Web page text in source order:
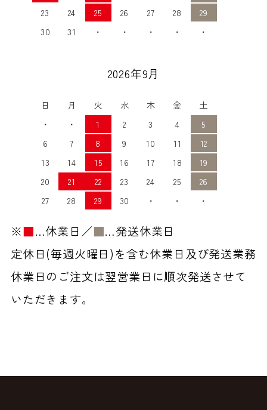
23
24 25 26 27 28
29
30
31 ・ ・ ・ ・ ・
2026年9月
日 月 火 水 木 金
土
・
・ 1 2 3 4
5
6
7 8 9 10 11
12
13
14 15 16 17 18
19
20
21 22 23 24 25
26
27
28 29 30 ・ ・ ・
※■…休業日／■…発送休業日
定休日(毎週火曜日)を含む休業日及び発送業務
休業日のご注文は翌営業日に順次発送させて
いただきます。